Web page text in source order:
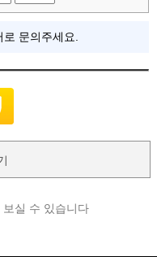
문의주세요.
실 수 있습니다